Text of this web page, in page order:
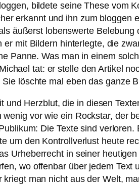
bildete seine These vom
erkannt und ihn zum
äußerst lobenswerte
mit Bildern hinterlegte, die
Panne. Was man in einem
tat: er stelle den Artikel
löschte mal eben das ganze
Herzblut, die in diesen
vor wie ein Rockstar, der
Die Texte sind
um den Kontrollverlust heute
Urheberrecht in seiner
wo offenbar über jedem
man nicht aus der Welt,